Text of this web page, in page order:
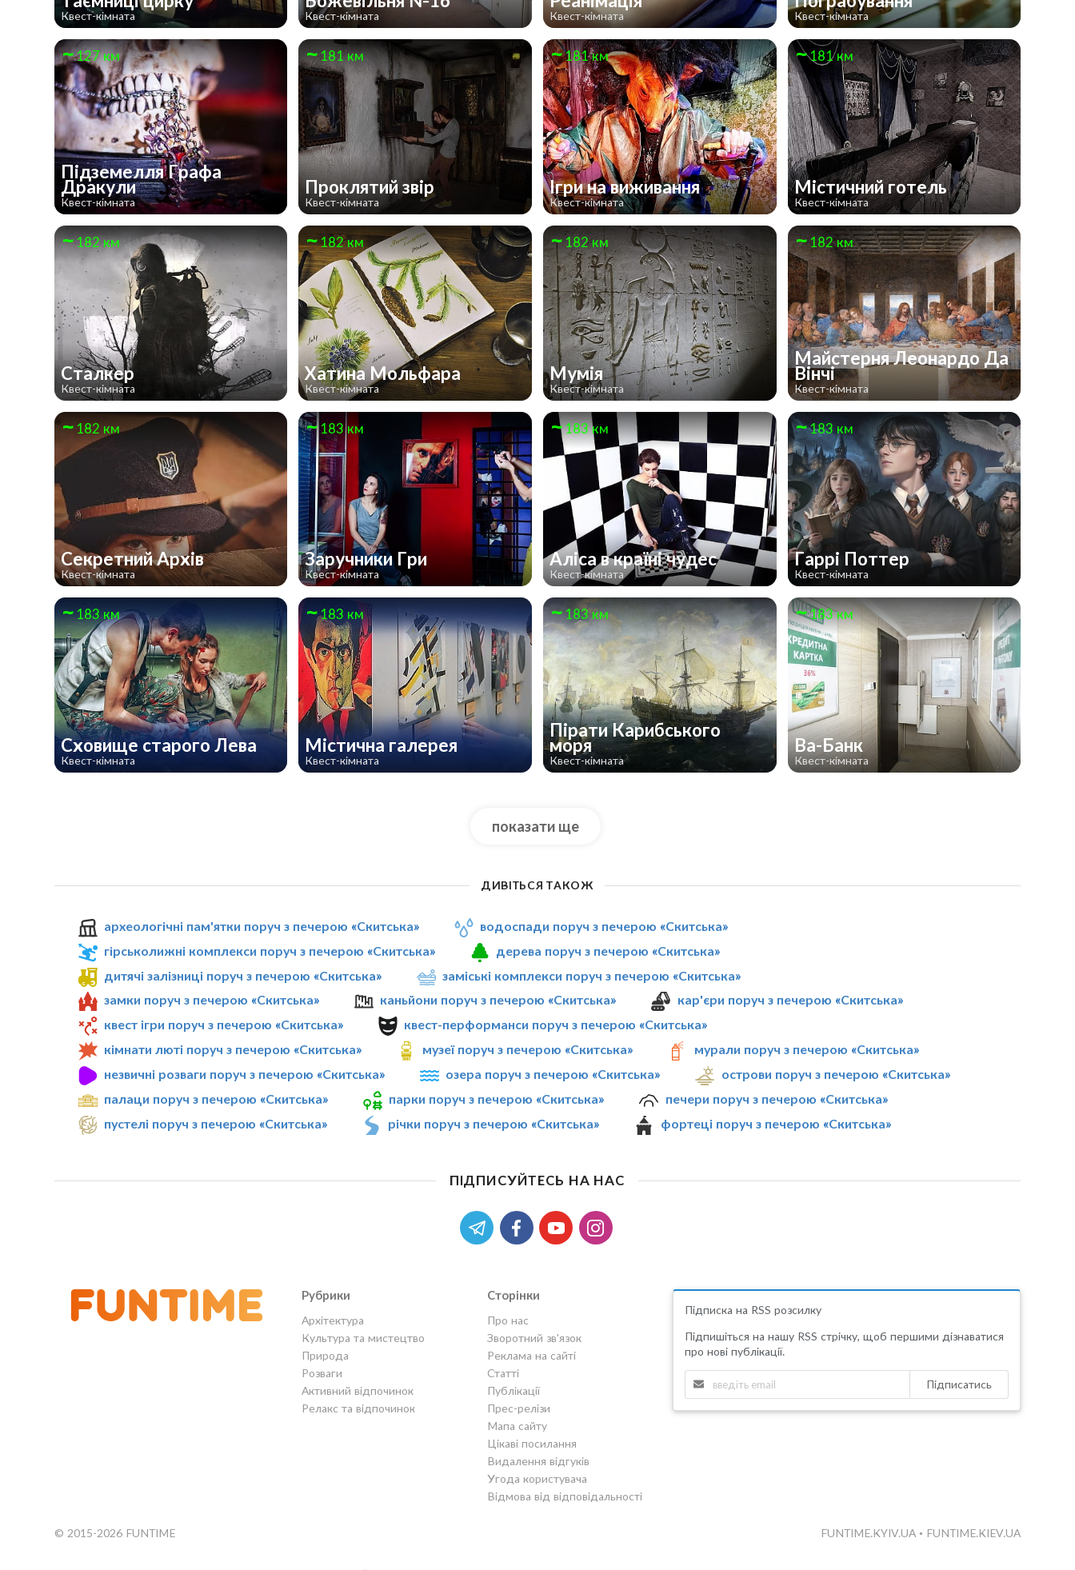
Квест-кімната Квест-кімната Квест-кімната Квест-кімната
127 км
Підземелля Графа
Дракули
Квест-кімната
181 км
Проклятий звір
Квест-кімната
181 км
Ігри на виживання
Квест-кімната
181 км
Містичний готель
Квест-кімната
182 км
Сталкер
Квест-кімната
182 км
Хатина Мольфара
Квест-кімната
182 км
Мумія
Квест-кімната
182 км
Майстерня Леонардо Да
Вінчі
Квест-кімната
182 км
Секретний Архів
Квест-кімната
183 км
Заручники Гри
Квест-кімната
183 км
Аліса в країні чудес
Квест-кімната
183 км
Гаррі Поттер
Квест-кімната
183 км
Сховище старого Лева
Квест-кімната
183 км
Містична галерея
Квест-кімната
183 км
Пірати Карибського
моря
Квест-кімната
183 км
Ва-Банк
Квест-кімната
показати ще
ДИВІТЬСЯ ТАКОЖ
археологічні пам'ятки поруч з печерою «Скитська»
водоспади поруч з печерою «Скитська»
гірськолижні комплекси поруч з печерою «Скитська»
дерева поруч з печерою «Скитська»
дитячі залізниці поруч з печерою «Скитська»
заміські комплекси поруч з печерою «Скитська»
замки поруч з печерою «Скитська»
каньйони поруч з печерою «Скитська»
кар'єри поруч з печерою «Скитська»
квест ігри поруч з печерою «Скитська»
квест-перформанси поруч з печерою «Скитська»
кімнати люті поруч з печерою «Скитська»
музеї поруч з печерою «Скитська»
мурали поруч з печерою «Скитська»
незвичні розваги поруч з печерою «Скитська»
озера поруч з печерою «Скитська»
острови поруч з печерою «Скитська»
палаци поруч з печерою «Скитська»
парки поруч з печерою «Скитська»
печери поруч з печерою «Скитська»
пустелі поруч з печерою «Скитська»
річки поруч з печерою «Скитська» фортеці поруч з печерою «Скитська»
ПІДПИСУЙТЕСЬ НА НАС
Рубрики
Архітектура
Культура та мистецтво
Природа
Розваги
Активний відпочинок
Релакс та відпочинок
Сторінки
Про нас
Зворотний зв'язок
Реклама на сайті
Статті
Публікації
Прес-релізи
Мапа сайту
Цікаві посилання
Видалення відгуків
Угода користувача
Відмова від відповідальності
Підписка на RSS розсилку
Підпишіться на нашу RSS стрічку, щоб першими дізнаватися
про нові публікації.
Підписатись
© 2015-2026 FUNTIME FUNTIME.KYIV.UA • FUNTIME.KIEV.UA